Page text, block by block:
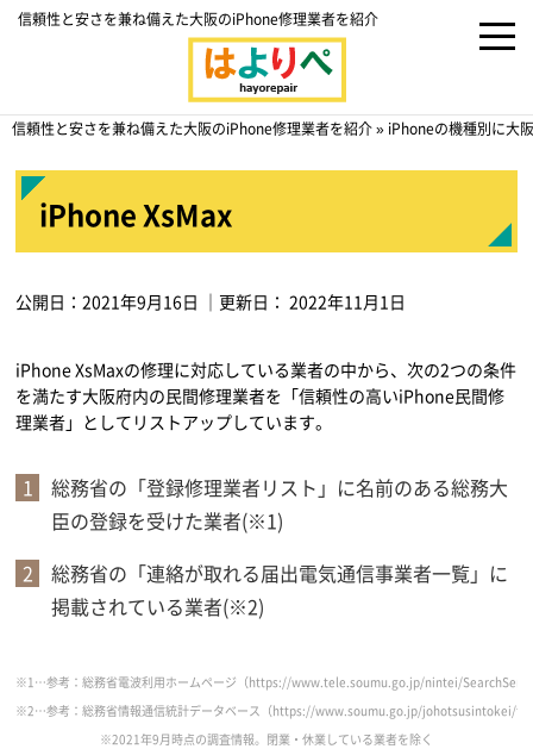
信頼性と安さを兼ね備えた大阪のiPhone修理業者を紹介
信頼性と安さを兼ね備えた大阪のiPhone修理業者を紹介» iPhoneの機種別に大
iPhone XsMax
公開日：2021年9月16日 ｜更新日：2022年11月1日
iPhone XsMaxの修理に対応している業者の中から、次の2つの条件
を満たす大阪府内の民間修理業者を「信頼性の高いiPhone民間修
理業者」としてリストアップしています。
総務省の「登録修理業者リスト」に名前のある総務大
臣の登録を受けた業者(※1)
総務省の「連絡が取れる届出電気通信事業者一覧」に
掲載されている業者(※2)
※1…参考：総務省電波利用ホームページ（https://www.tele.soumu.go.jp/nintei/
※2…参考：総務省情報通信統計データベース（https://www.soumu.go.jp/johotsusintokei/
※2021年9月時点の調査情報。閉業・休業している業者を除く